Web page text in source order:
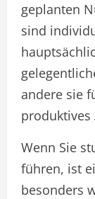
geplanten
sind
andere sie
produktives
Wenn Sie
führen, ist
besonders